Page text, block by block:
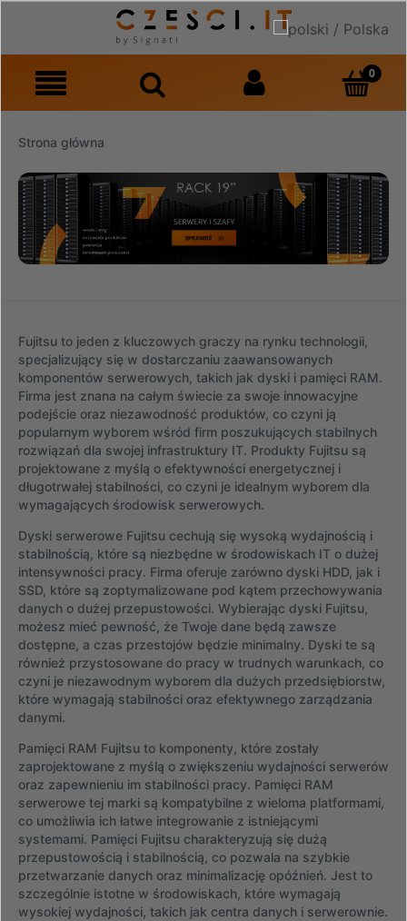
Strona główna
Fujitsu to jeden z kluczowych graczy na rynku technologii,
specjalizujący się w dostarczaniu zaawansowanych
komponentów serwerowych, takich jak dyski i pamięci RAM.
Firma jest znana na całym świecie za swoje innowacyjne
podejście oraz niezawodność produktów, co czyni ją
popularnym wyborem wśród firm poszukujących stabilnych
rozwiązań dla swojej infrastruktury IT. Produkty Fujitsu są
projektowane z myślą o efektywności energetycznej i
długotrwałej stabilności, co czyni je idealnym wyborem dla
wymagających środowisk serwerowych.
Dyski serwerowe Fujitsu cechują się wysoką wydajnością i
stabilnością, które są niezbędne w środowiskach IT o dużej
intensywności pracy. Firma oferuje zarówno dyski HDD, jak i
SSD, które są zoptymalizowane pod kątem przechowywania
danych o dużej przepustowości. Wybierając dyski Fujitsu,
możesz mieć pewność, że Twoje dane będą zawsze
dostępne, a czas przestojów będzie minimalny. Dyski te są
również przystosowane do pracy w trudnych warunkach, co
czyni je niezawodnym wyborem dla dużych przedsiębiorstw,
które wymagają stabilności oraz efektywnego zarządzania
danymi.
Pamięci RAM Fujitsu to komponenty, które zostały
zaprojektowane z myślą o zwiększeniu wydajności serwerów
oraz zapewnieniu im stabilności pracy. Pamięci RAM
serwerowe tej marki są kompatybilne z wieloma platformami,
co umożliwia ich łatwe integrowanie z istniejącymi
systemami. Pamięci Fujitsu charakteryzują się dużą
przepustowością i stabilnością, co pozwala na szybkie
przetwarzanie danych oraz minimalizację opóźnień. Jest to
szczególnie istotne w środowiskach, które wymagają
wysokiej wydajności, takich jak centra danych i serwerownie.